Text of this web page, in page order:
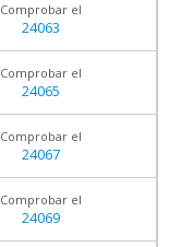
Comprobar el
24063
Comprobar el
24065
Comprobar el
24067
Comprobar el
24069